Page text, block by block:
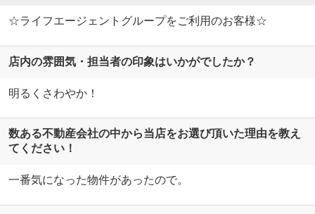
☆ライフエージェントグループをご利用のお客様☆
店内の雰囲気・担当者の印象はいかがでしたか？
明るくさわやか！
数ある不動産会社の中から当店をお選び頂いた理由を教え
てください！
一番気になった物件があったので。